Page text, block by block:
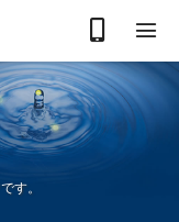
す。